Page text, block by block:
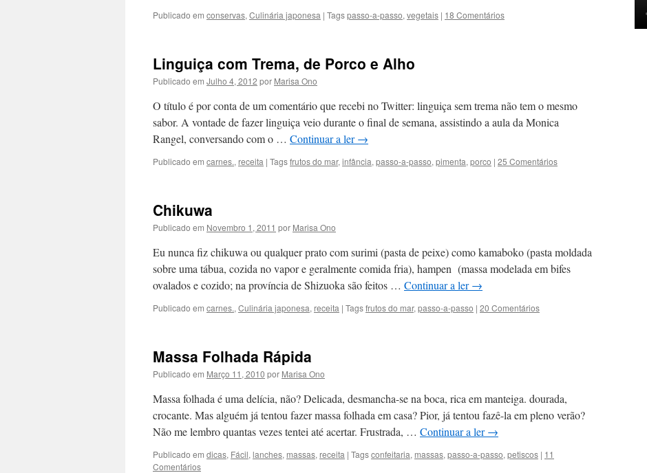
Publicado em conservas, Culinária japonesa | Tagspasso-a-passo, vegetais | 18 Comentários
Linguiça com Trema, de Porco e Alho
Publicado em Julho 4, 2012 por Marisa Ono
O título é por conta de um comentário que recebi no Twitter: linguiça sem trema não tem o mesmo
sabor. A vontade de fazer linguiça veio durante o final de semana, assistindo a aula da Monica
Rangel, conversando com o … Continuar a ler→
Publicado em carnes., receita | Tagsfrutos do mar, infância, passo-a-passo, pimenta, porco | 25 Comentários
Chikuwa
Publicado em Novembro 1, 2011 por Marisa Ono
Eu nunca fiz chikuwa ou qualquer prato com surimi (pasta de peixe) como kamaboko (pasta moldada
sobre uma tábua, cozida no vapor e geralmente comida fria), hampen (massa modelada em bifes
ovalados e cozido; na província de Shizuoka são feitos … Continuar a ler→
Publicado em carnes., Culinária japonesa, receita | Tagsfrutos do mar, passo-a-passo | 20 Comentários
Massa Folhada Rápida
Publicado em Março 11, 2010 por Marisa Ono
Massa folhada é uma delícia, não? Delicada, desmancha-se na boca, rica em manteiga. dourada,
crocante. Mas alguém já tentou fazer massa folhada em casa? Pior, já tentou fazê-la em pleno verão?
Não me lembro quantas vezes tentei até acertar. Frustrada, … Continuar a ler→
Publicado em dicas, Fácil, lanches, massas, receita | Tagsconfeitaria, massas, passo-a-passo, petiscos | 11
Comentários